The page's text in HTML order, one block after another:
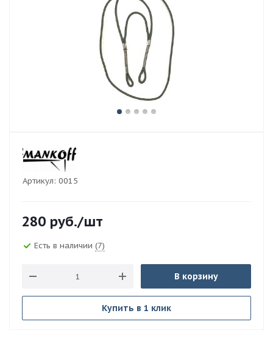
Артикул: 0015
280 руб./шт
Есть в наличии (7)
В корзину
Купить в 1 клик